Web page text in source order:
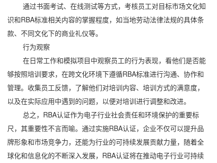
通过书面考试、在线测试等方式，考核员工对目标市场文化知
识和RBA标准相关内容的掌握程度，如当地劳动法律法规的具体条
款、不同文化下的商业礼仪等。
行为观察
在日常工作和模拟项目中观察员工的行为表现，看他们是否能
够按照培训要求，在跨文化环境下遵循RBA标准进行沟通、协作和
管理。收集员工反馈，了解他们对培训内容、培训方式的满意度，
以及在实际应用中遇到的问题，以便对培训进行调整和改进。
总之，RBA认证作为电子行业社会责任和环境保护的重要标
尺，其重要性不言而喻。通过实施RBA认证，企业不仅可以提升品
牌形象和市场竞争力，还能为行业的可持续发展贡献力量，随着全
球化和信息化的不断深入发展，RBA认证将在推动电子行业可持续